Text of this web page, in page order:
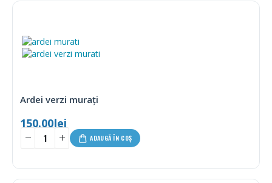
Ardei verzi murați
150.00lei
ADAUGĂ ÎN COȘ